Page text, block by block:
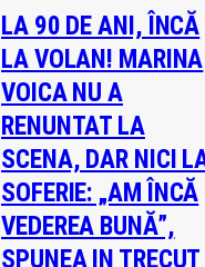
LA 90 DE ANI, ÎNCĂ
LA VOLAN! MARINA
VOICA NU A
RENUNTAT LA
SCENA, DAR NICI
SOFERIE: „AM ÎNCĂ
VEDEREA BUNĂ”,
SPUNEA IN TRECUT